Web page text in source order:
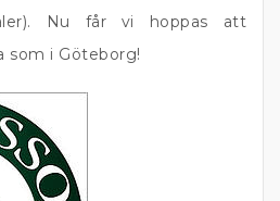
Nu får vi hoppas att
som i Göteborg!